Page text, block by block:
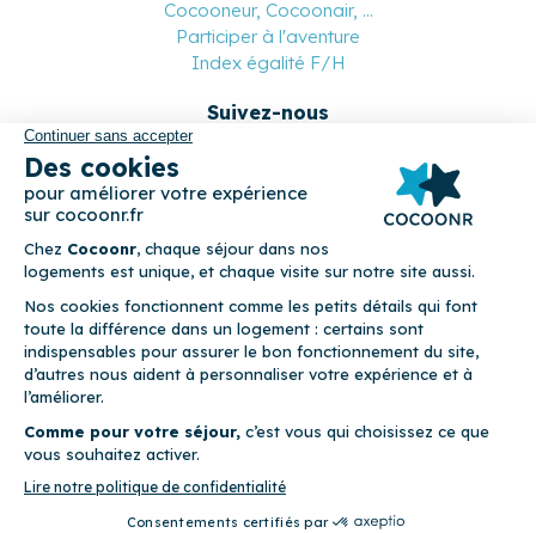
Cocooneur, Cocoonair, ...
Participer à l'aventure
Index égalité F/H
Suivez-nous
location–CGU – Politique de confidentialité–Politique de
Cocoonr est conçu et développé à Rennes 🇫🇷